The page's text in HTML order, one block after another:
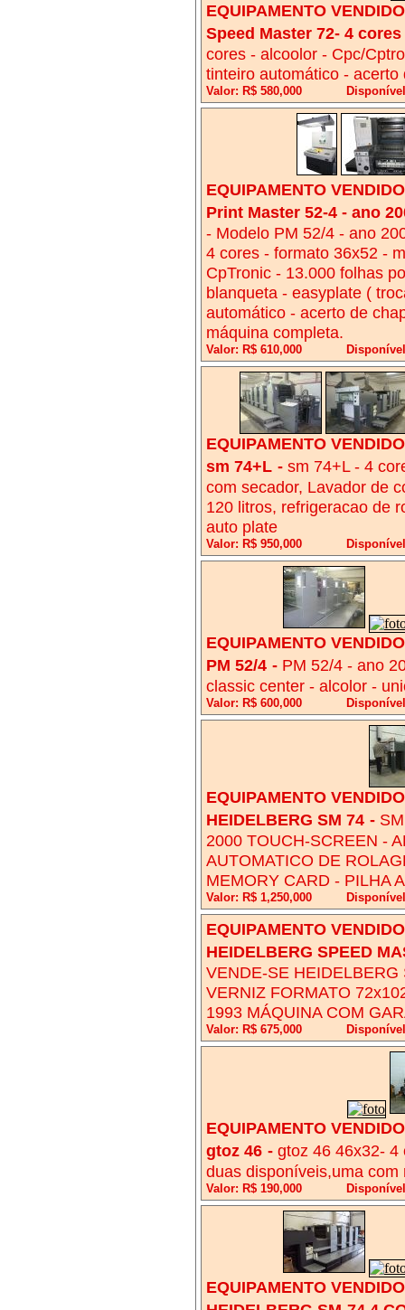
EQUIPAMENTO
Speed Master 72- 4 cores
cores - alcoolor - Cpc/
tinteiro automático -
Valor: R$ 580,000
EQUIPAMENTO
Print Master 52-4 - ano
- Modelo PM 52/4 - ano
4 cores - formato 36x52 -
CpTronic - 13.000 folhas
blanqueta - easyplate (
automático - acerto de
máquina completa.
Valor: R$ 610,000
EQUIPAMENTO
sm 74+L - sm 74+L - 4
com secador, Lavador de
120 litros, refrigeracao de
auto plate
Valor: R$ 950,000
EQUIPAMENTO
PM 52/4 - PM 52/4 - ano
classic center - alcolor -
Valor: R$ 600,000
EQUIPAMENTO
HEIDELBERG SM 74 -
2000 TOUCH-SCREEN -
AUTOMATICO DE
MEMORY CARD - PILHA
Valor: R$ 1,250,000
EQUIPAMENTO
HEIDELBERG SPEED
VENDE-SE
VERNIZ FORMATO
1993 MÁQUINA COM
Valor: R$ 675,000
EQUIPAMENTO
gtoz 46 - gtoz 46 46x32- 4
duas disponíveis,uma
Valor: R$ 190,000
EQUIPAMENTO